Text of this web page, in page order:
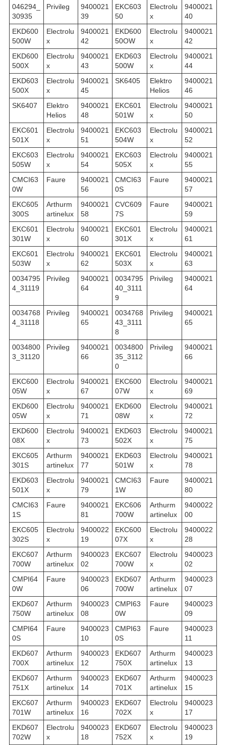
046294_
30935
Privileg
9400021
39
EKC603
50
Electrolu
x
9400021
40
EKD600
500W
Electrolu
x
9400021
42
EKD600
50OW
Electrolu
x
9400021
42
EKD600
500X
Electrolu
x
9400021
43
EKD603
500W
Electrolu
x
9400021
44
EKD603
500X
Electrolu
x
9400021
45
SK6405
Elektro
Helios
9400021
46
SK6407
Elektro
Helios
9400021
48
EKC601
501W
Electrolu
x
9400021
50
EKC601
501X
Electrolu
x
9400021
51
EKC603
504W
Electrolu
x
9400021
52
EKC603
505W
Electrolu
x
9400021
54
EKC603
505X
Electrolu
x
9400021
55
CMCI63
0W
Faure
9400021
56
CMCI63
0S
Faure
9400021
57
EKC605
300S
Arthurm
artinelux
9400021
58
CVC609
7S
Faure
9400021
59
EKC601
301W
Electrolu
x
9400021
60
EKC601
301X
Electrolu
x
9400021
61
EKC601
503W
Electrolu
x
9400021
62
EKC601
503X
Electrolu
x
9400021
63
0034795
4_31119
Privileg
9400021
64
0034795
40_3111
9
Privileg
9400021
64
0034768
4_31118
Privileg
9400021
65
0034768
43_3111
8
Privileg
9400021
65
0034800
3_31120
Privileg
9400021
66
0034800
35_3112
0
Privileg
9400021
66
EKC600
05W
Electrolu
x
9400021
67
EKC600
07W
Electrolu
x
9400021
69
EKD600
05W
Electrolu
x
9400021
71
EKD600
08W
Electrolu
x
9400021
72
EKD600
08X
Electrolu
x
9400021
73
EKD603
502X
Electrolu
x
9400021
75
EKC605
301S
Arthurm
artinelux
9400021
77
EKD603
501W
Electrolu
x
9400021
78
EKD603
501X
Electrolu
x
9400021
79
CMCI63
1W
Faure
9400021
80
CMCI63
1S
Faure
9400021
81
EKC606
700W
Arthurm
artinelux
9400022
00
EKC605
302S
Electrolu
x
9400022
19
EKC600
07X
Electrolu
x
9400022
28
EKC607
700W
Arthurm
artinelux
9400023
02
EKC607
700W
Electrolu
x
9400023
02
CMPI64
0W
Faure
9400023
06
EKD607
700W
Arthurm
artinelux
9400023
07
EKD607
750W
Arthurm
artinelux
9400023
08
CMPI63
0W
Faure
9400023
09
CMPI64
0S
Faure
9400023
10
CMPI63
0S
Faure
9400023
11
EKD607
700X
Arthurm
artinelux
9400023
12
EKD607
750X
Arthurm
artinelux
9400023
13
EKD607
751X
Arthurm
artinelux
9400023
14
EKD607
701X
Arthurm
artinelux
9400023
15
EKC607
701W
Arthurm
artinelux
9400023
16
EKD607
702X
Electrolu
x
9400023
17
EKD607
702W
Electrolu
x
9400023
18
EKD607
752X
Electrolu
x
9400023
19